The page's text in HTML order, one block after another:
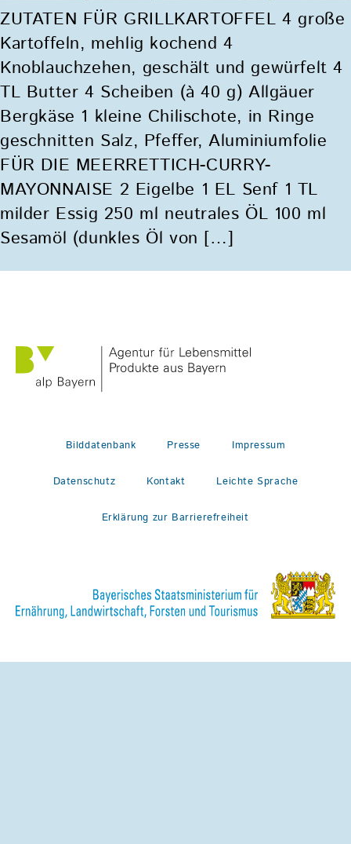
ZUTATEN FÜR GRILLKARTOFFEL 4 große
Kartoffeln, mehlig kochend 4
Knoblauchzehen, geschält und gewürfelt 4
TL Butter 4 Scheiben (à 40 g) Allgäuer
Bergkäse 1 kleine Chilischote, in Ringe
geschnitten Salz, Pfeffer, Aluminiumfolie
FÜR DIE MEERRETTICH-CURRY-
MAYONNAISE 2 Eigelbe 1 EL Senf 1 TL
milder Essig 250 ml neutrales ÖL 100 ml
Sesamöl (dunkles Öl von […]
Bilddatenbank Presse Impressum
Datenschutz Kontakt Leichte Sprache
Erklärung zur Barrierefreiheit